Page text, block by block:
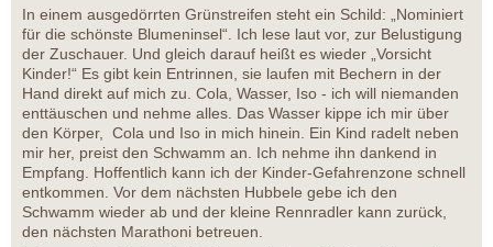
In einem ausgedörrten Grünstreifen steht ein Schild: „Nominiert
für die schönste Blumeninsel“. Ich lese laut vor, zur Belustigung
der Zuschauer. Und gleich darauf heißt es wieder „Vorsicht
Kinder!“ Es gibt kein Entrinnen, sie laufen mit Bechern in der
Hand direkt auf mich zu. Cola, Wasser, Iso - ich will niemanden
enttäuschen und nehme alles. Das Wasser kippe ich mir über
den Körper, Cola und Iso in mich hinein. Ein Kind radelt neben
mir her, preist den Schwamm an. Ich nehme ihn dankend in
Empfang. Hoffentlich kann ich der Kinder-Gefahrenzone schnell
entkommen. Vor dem nächsten Hubbele gebe ich den
Schwamm wieder ab und der kleine Rennradler kann zurück,
den nächsten Marathoni betreuen.